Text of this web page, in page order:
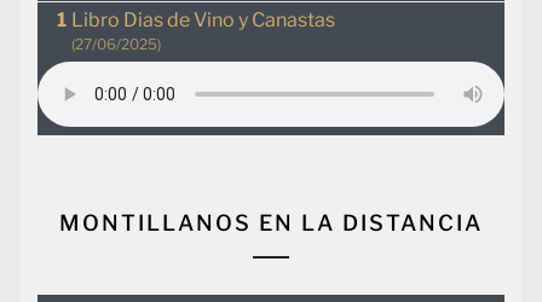
Libro Dias de Vino y Canastas
(27/06/2025)
MONTILLANOS EN LA DISTANCIA